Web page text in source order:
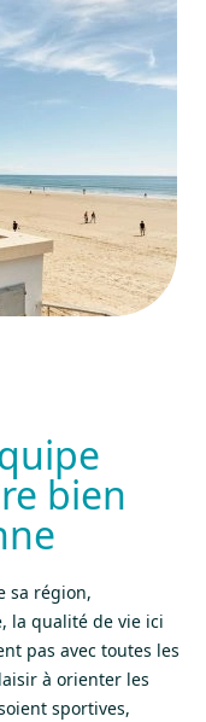
bien
sa région,
la qualité de vie ici
pas avec toutes les
à orienter les
sportives,